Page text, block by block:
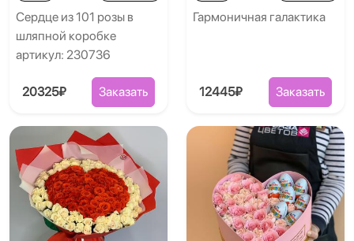
Сердце из 101 розы в
шляпной коробке
артикул: 230736
20325₽ Заказать
Гармоничная галактика
12445₽ Заказать